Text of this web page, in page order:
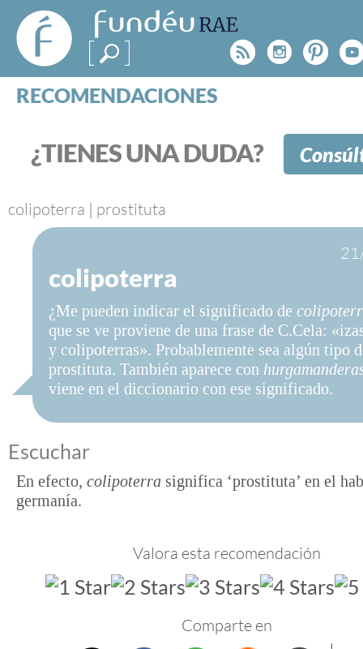
FundéuRAE
- Fundación
del Español
Urgente
Rss
RECOMENDACIONES
CATEGORÍAS
ESPECIALES
BLOG
NOTICIAS
SOBRE LA FUNDÉURAE
FundéuRAE es una fundación patrocinada por la
y la Real Academia Española, cuyo objetivo es
el buen uso del español en los medios de
Internet.
¿TIENES UNA DUDA?
colipoterra | prostituta
colipoterra
¿Me pueden indicar el significado de
que se ve proviene de una frase de C.Cela:
y colipoterras». Probablemente sea algún tipo
prostituta. También aparece con
viene en el diccionario con ese significado.
Escuchar
En efecto, colipoterra significa ‘prostituta’ en el
germanía.
Valora esta recomendación
Comparte en